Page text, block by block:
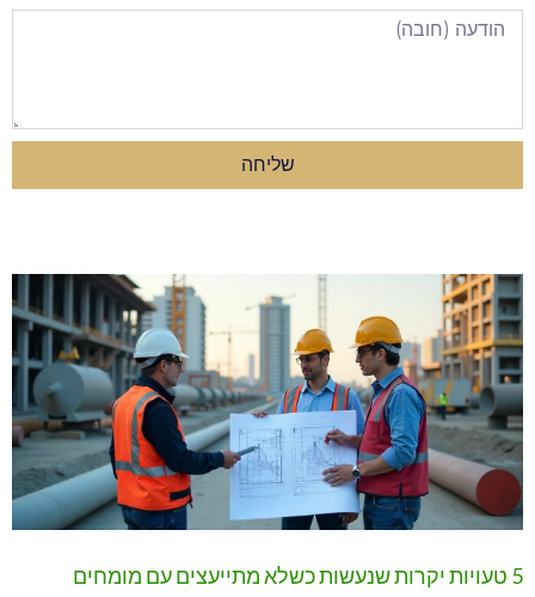
שליחה
5 טעויות יקרות שנעשות כשלא מתייעצים עם מומחים